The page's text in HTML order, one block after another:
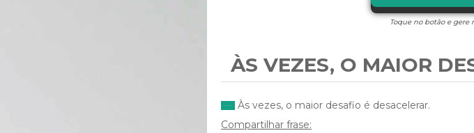
Toque no botão e gere
ÀS VEZES, O MAIOR
Às vezes, o maior desafio é desacelerar.
Compartilhar frase: